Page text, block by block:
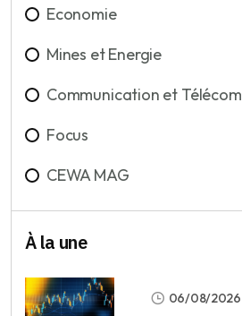
Economie
Mines et Energie
Communication et Télécom
Focus
CEWA MAG
À la une
06/08/2026